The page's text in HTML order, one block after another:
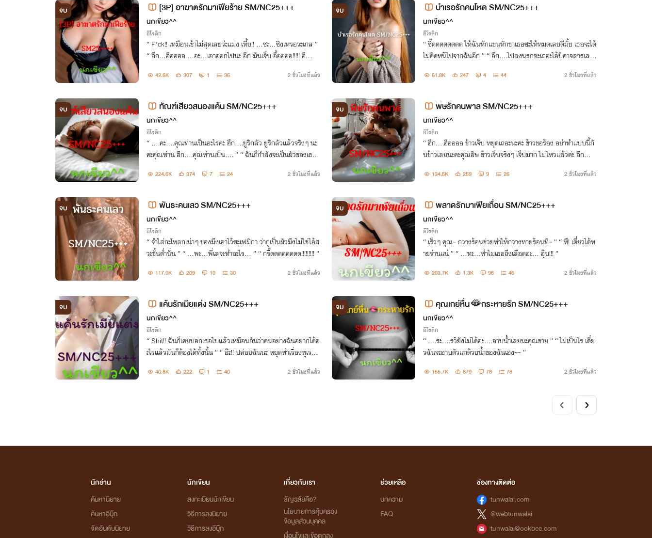
จบ [3P] อาฆาตรักมาเฟียร้าย SM/NC25+++
นกเขียว^^
อีโรติก
“ F*ck!! เหมือนเข้าไม่สุดเลยว่ะแม่ง เหี้ย!! …ซะ…ซิงเหรอวะเกล ”
“ ฮึก…ฮืออออ …อะ…เอาออกไปนะ อึก มันเจ็บ อื้ออออ!!!!! ฮึ
42.6K 307 1 36 2 ชั่วโมงที่แล้ว
จบ บำเรอรักคนโหด SM/NC25+++
นกเขียว^^
อีโรติก
“ ซี๊ดดดดดดดด ให้ฉันหักแขนหักขาเธอซะให้หมดเลยดีมั้ย เธอจะได้
ไม่คิดหนีไปจากฉันอีก ” “ อึก….ไปลงนรกซะเถอะไอ้ปีศาจสารเลว!!
61.8K 247 4 44 2 ชั่วโมงที่แล้ว
จบ ทัณฑ์เสียวสนองแค้น SM/NC25+++
นกเขียว^^
อีโรติก
“ ….คะ….คุณท่านเป็นอะไรคะ ฮึก….ยูริกลัว ยูริกลัวแล้วจริงๆ นะ
คะคุณท่าน ฮึก….คุณท่านเป็น…. ” “ ฉันก็กำลังจะเป็นผัวของเธอไ
224.6K 374 7 24 2 ชั่วโมงที่แล้ว
จบ พิษรักคนพาล SM/NC25+++
นกเขียว^^
อีโรติก
“ ฮึก….ฮืออออ ข้าวเจ็บ หยุดเถอะนะคะ ข้าวขอร้อง อย่าทำแบบนี้กั
บข้าวเลยนะคะคุณอิษ ข้าวเจ็บจริงๆ เจ็บมาก ไม่ไหวแล้วค่ะ ฮึก….ฮื
ข้าวสวย ”
134.5K 259 9 26 2 ชั่วโมงที่แล้ว
จบ พันธะคนเลว SM/NC25+++
นกเขียว^^
อีโรติก
“ จำใส่กะโหลกเน่าๆ ของมึงเอาไว้ซะเฟมิกา ว่ากูเป็นผัวมึงไม่ใช่ไอ้ส
วะชั้นต่ำนั่น ” “ …พะ…พี่เลจะทำอะไร… ” “ กรี๊ดดดดดดดด!!!!!!!!! ”
117.0K 209 10 30 2 ชั่วโมงที่แล้ว
จบ พลาดรักมาเฟียเถื่อน SM/NC25+++
นกเขียว^^
อีโรติก
“ เร็วๆ คุณ~ กวางร้อนช่วยทำให้กวางหายร้อนที~ ” “ หึ! เดี๋ยวได้ห
ายร่านแน่ ” “ ...ทะ...ทำไมเธอถึงเลือดอะ... อุ๊บ!!! ”
203.7K 1.3K 96 46 2 ชั่วโมงที่แล้ว
จบ แค้นรักเมียแต่ง SM/NC25+++
นกเขียว^^
อีโรติก
“ Shit!! ฉันก็เคยบอกเธอไปแล้วเหมือนกันว่าคนอย่างฉันอยากได้อ
ะไรแล้วมันก็ต้องได้ทั้งนั้น ” “ อ๊ะ!! ปล่อยฉันนะ หยุดทำเรื่องทุเรศส
40.8K 222 1 40 2 ชั่วโมงที่แล้ว
จบ คุณเกย์หื่น🫦กระหายรัก SM/NC25+++
นกเขียว^^
อีโรติก
“ ….ระ….รวิยังไม่ได้อะ….อาบน้ำเลยนะคุณชาย ” “ ไม่เป็นไร เดี๋ย
วฉันจะอาบตัวแกด้วยน้ำของฉันเอง~~ ”
155.7K 879 78 78 2 ชั่วโมงที่แล้ว
นักอ่าน
ค้นหานิยาย
ค้นหาอีบุ๊ก
จัดอันดับนิยาย
นักเขียน
ลงทะเบียนนักเขียน
วิธีการลงนิยาย
วิธีการลงอีบุ๊ก
เกี่ยวกับเรา
ธัญวลัยคือ?
นโยบายการคุ้มครอง
ข้อมูลส่วนบุคคล
ช่วยเหลือ
บทความ
FAQ
ช่องทางติดต่อ
tunwalai.com
@webtunwalai
tunwalai@ookbee.com